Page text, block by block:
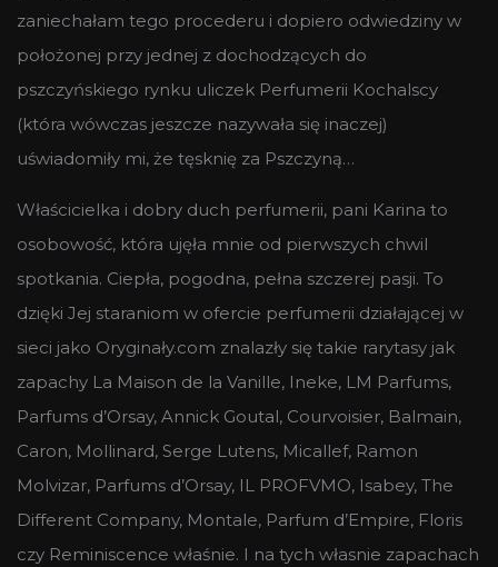
zaniechałam tego procederu i dopiero odwiedziny w
położonej przy jednej z dochodzących do
pszczyńskiego rynku uliczek Perfumerii Kochalscy
(która wówczas jeszcze nazywała się inaczej)
uświadomiły mi, że tęsknię za Pszczyną…
Właścicielka i dobry duch perfumerii, pani Karina to
osobowość, która ujęła mnie od pierwszych chwil
spotkania. Ciepła, pogodna, pełna szczerej pasji. To
dzięki Jej staraniom w ofercie perfumerii działającej w
sieci jako Oryginały.com znalazły się takie rarytasy jak
zapachy La Maison de la Vanille, Ineke, LM Parfums,
Parfums d’Orsay, Annick Goutal, Courvoisier, Balmain,
Caron, Mollinard, Serge Lutens, Micallef, Ramon
Molvizar, Parfums d’Orsay, IL PROFVMO, Isabey, The
Different Company, Montale, Parfum d’Empire, Floris
czy Reminiscence właśnie. I na tych własnie zapachach